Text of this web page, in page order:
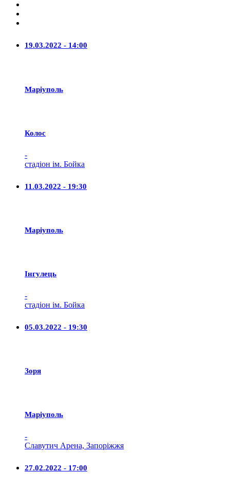
19.03.2022 - 14:00
Маріуполь
Колос
-
стадіон ім. Бойка
11.03.2022 - 19:30
Маріуполь
Iнгулець
-
стадіон ім. Бойка
05.03.2022 - 19:30
Зоря
Маріуполь
-
Славутич Арена, Запоріжжя
27.02.2022 - 17:00